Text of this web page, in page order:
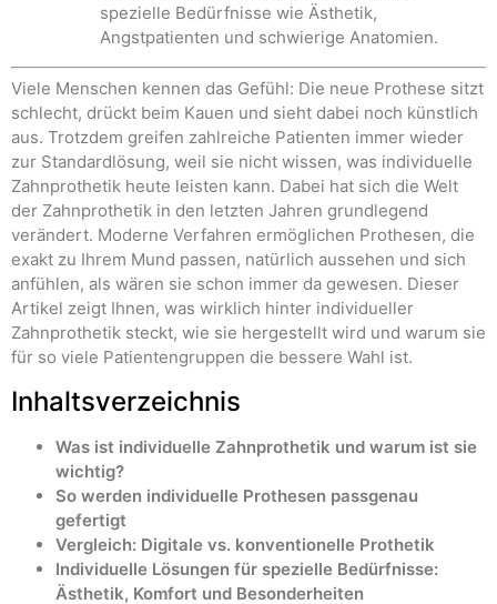
spezielle Bedürfnisse wie Ästhetik,
Angstpatienten und schwierige Anatomien.
Viele Menschen kennen das Gefühl: Die neue Prothese sitzt
schlecht, drückt beim Kauen und sieht dabei noch künstlich
aus. Trotzdem greifen zahlreiche Patienten immer wieder
zur Standardlösung, weil sie nicht wissen, was individuelle
Zahnprothetik heute leisten kann. Dabei hat sich die Welt
der Zahnprothetik in den letzten Jahren grundlegend
verändert. Moderne Verfahren ermöglichen Prothesen, die
exakt zu Ihrem Mund passen, natürlich aussehen und sich
anfühlen, als wären sie schon immer da gewesen. Dieser
Artikel zeigt Ihnen, was wirklich hinter individueller
Zahnprothetik steckt, wie sie hergestellt wird und warum sie
für so viele Patientengruppen die bessere Wahl ist.
Inhaltsverzeichnis
Was ist individuelle Zahnprothetik und warum ist sie
wichtig?
So werden individuelle Prothesen passgenau
gefertigt
Vergleich: Digitale vs. konventionelle Prothetik
Individuelle Lösungen für spezielle Bedürfnisse:
Ästhetik, Komfort und Besonderheiten